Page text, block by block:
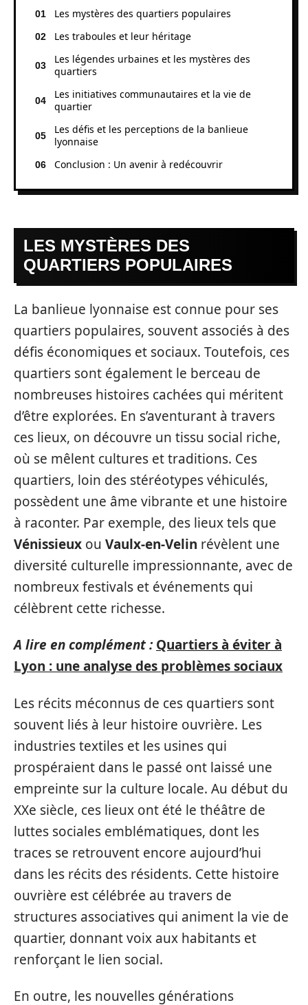
Les mystères des quartiers populaires
Les traboules et leur héritage
Les légendes urbaines et les mystères des
quartiers
Les initiatives communautaires et la vie de
quartier
Les défis et les perceptions de la banlieue
lyonnaise
Conclusion : Un avenir à redécouvrir
LES MYSTÈRES DES
QUARTIERS POPULAIRES
La banlieue lyonnaise est connue pour ses
quartiers populaires, souvent associés à des
défis économiques et sociaux. Toutefois, ces
quartiers sont également le berceau de
nombreuses histoires cachées qui méritent
d’être explorées. En s’aventurant à travers
ces lieux, on découvre un tissu social riche,
où se mêlent cultures et traditions. Ces
quartiers, loin des stéréotypes véhiculés,
possèdent une âme vibrante et une histoire
à raconter. Par exemple, des lieux tels que
Vénissieux ou Vaulx-en-Velin révèlent une
diversité culturelle impressionnante, avec de
nombreux festivals et événements qui
célèbrent cette richesse.
A lire en complément : Quartiers à éviter à
Lyon : une analyse des problèmes sociaux
Les récits méconnus de ces quartiers sont
souvent liés à leur histoire ouvrière. Les
industries textiles et les usines qui
prospéraient dans le passé ont laissé une
empreinte sur la culture locale. Au début du
XXe siècle, ces lieux ont été le théâtre de
luttes sociales emblématiques, dont les
traces se retrouvent encore aujourd’hui
dans les récits des résidents. Cette histoire
ouvrière est célébrée au travers de
structures associatives qui animent la vie de
quartier, donnant voix aux habitants et
renforçant le lien social.
En outre, les nouvelles générations